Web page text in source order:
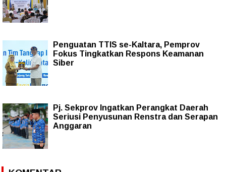
Penguatan TTIS se-Kaltara, Pemprov
Fokus Tingkatkan Respons Keamanan
Siber
Pj. Sekprov Ingatkan Perangkat Daerah
Seriusi Penyusunan Renstra dan Serapan
Anggaran